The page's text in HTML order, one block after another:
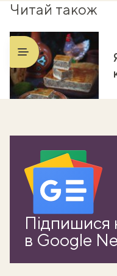
Читай також
Підпишися
в Google